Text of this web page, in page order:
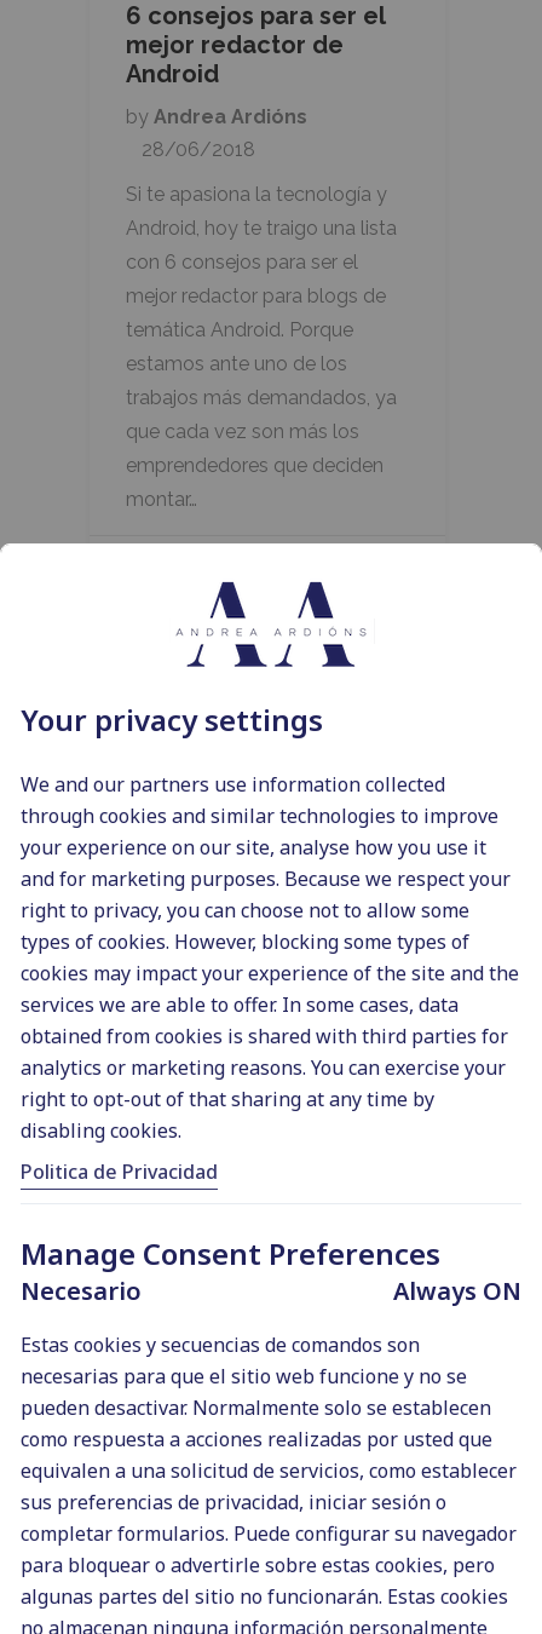
6 consejos para ser el
mejor redactor de
Android
by Andrea Ardións
28/06/2018
Si te apasiona la tecnología y
Android, hoy te traigo una lista
con 6 consejos para ser el
mejor redactor para blogs de
temática Android. Porque
estamos ante uno de los
trabajos más demandados, ya
que cada vez son más los
emprendedores que deciden
montar…
5 aplicaciones útiles
para redactores
freelance
Si eres redactor freelance,
antes de nada darte la
bienvenida a este gremio. Pero
ahora sí, conozcamos las
redactores freelance. Son
todas para Android y gratuitas.
Apps útiles para redactores
freelance Estas son las 5 apps
que recomiendo: Bloc de
Notas: los…
BLOG 0
Your privacy settings
We and our partners use information collected
through cookies and similar technologies to improve
your experience on our site, analyse how you use it
and for marketing purposes. Because we respect your
right to privacy, you can choose not to allow some
types of cookies. However, blocking some types of
cookies may impact your experience of the site and the
services we are able to offer. In some cases, data
obtained from cookies is shared with third parties for
analytics or marketing reasons. You can exercise your
right to opt-out of that sharing at any time by
disabling cookies.
Politica de Privacidad
Manage Consent Preferences
Necesario Always ON
Estas cookies y secuencias de comandos son
necesarias para que el sitio web funcione y no se
pueden desactivar. Normalmente solo se establecen
como respuesta a acciones realizadas por usted que
equivalen a una solicitud de servicios, como establecer
sus preferencias de privacidad, iniciar sesión o
completar formularios. Puede configurar su navegador
para bloquear o advertirle sobre estas cookies, pero
algunas partes del sitio no funcionarán. Estas cookies
no almacenan ninguna información personalmente